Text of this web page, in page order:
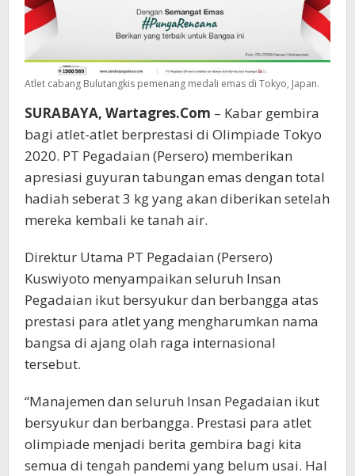
Atlet cabang Bulutangkis pemenang medali emas di Tokyo, Japan.
SURABAYA, Wartagres.Com – Kabar gembira
bagi atlet-atlet berprestasi di Olimpiade Tokyo
2020. PT Pegadaian (Persero) memberikan
apresiasi guyuran tabungan emas dengan total
hadiah seberat 3 kg yang akan diberikan setelah
mereka kembali ke tanah air.
Direktur Utama PT Pegadaian (Persero)
Kuswiyoto menyampaikan seluruh Insan
Pegadaian ikut bersyukur dan berbangga atas
prestasi para atlet yang mengharumkan nama
bangsa di ajang olah raga internasional
tersebut.
“Manajemen dan seluruh Insan Pegadaian ikut
bersyukur dan berbangga. Prestasi para atlet
olimpiade menjadi berita gembira bagi kita
semua di tengah pandemi yang belum usai. Hal